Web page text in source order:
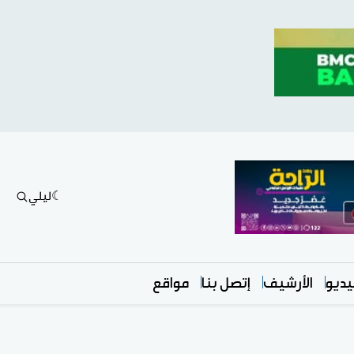
ليلي
الأرشيف إتصل بنا مواقع